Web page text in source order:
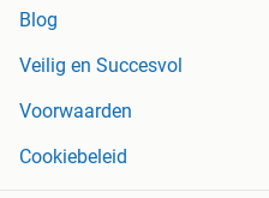
Blog
Veilig en Succesvol
Voorwaarden
Cookiebeleid